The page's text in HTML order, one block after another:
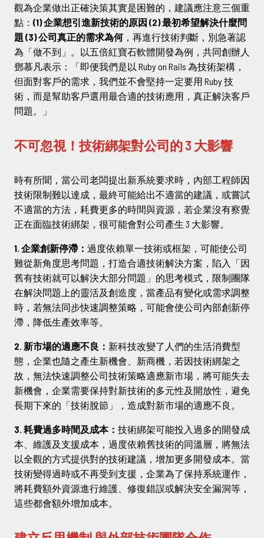
觀為企業做出正確決策其實是困難的，建議應注意三個重
點： (1) 企業想引進新技術的原因 (2) 最初希望解決什麼問
題 (3) 公司真正的需求為何，再進行技術判斷，別急著認
為「做不到」。以五倍紅寶石軟體開發為例，共同創辦人
鄧慕凡表示：「即便我們是以 Ruby on Rails 為技術架構，
但面對客戶的需求，我們並不會堅持一定要用 Ruby 技
術，而是幫助客戶選用最合適的技術應用，真正解決客戶
問題。」
不可忽視！技術綁架對公司的 3 大影響
時有所聞，當公司老闆提出新系統要求時，內部工程師因
技術限制難以達成，最終可能給出不適當的建議，或嘗試
不適當的方法，耗費更多的時間與資源，若企業沒有察覺
正在面臨技術綁架，很可能會對公司產生 3 大影響。
1. 企業創新停滯： 過度依賴單一技術或框架，可能使公司
難從新角度思考問題，打造合適技術解決方案，陷入「因
舊有技術就可以解決大部分問題」的思考模式，限制團隊
在解決問題上的靈活及創造度，當產品有變化或需求調整
時，若無法同步快速調整策略，可能會使公司內部創新停
滯，降低生產效率等。
2. 新市場的適應不良： 新科技改變了人們的生活消費型
態，企業也隨之產生新機會、新商機，若因技術綁架之
故，無法快速調整公司技術策略適應新市場，將可能失去
新機會，企業需要保持對新技術的多元性及開放性，避免
長期下來的「技術脫節」，造成對新市場的適應不良。
3. 耗費過多時間及成本： 技術綁架可能投入過多的開發成
本、維護及支援成本，過度依賴舊技術的同溫層，將無法
以全觀的方式提供對的技術建議，增加更多開發成本。當
技術變得過時或不再受到支援，企業為了保持系統運作，
將耗費額外資源進行維護、修復錯誤或解決安全漏洞等，
這些都會額外增加成本。